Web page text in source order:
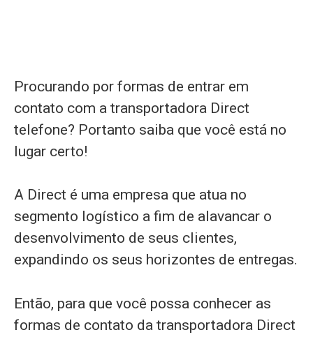
Procurando por formas de entrar em
contato com a transportadora Direct
telefone? Portanto saiba que você está no
lugar certo!
A Direct é uma empresa que atua no
segmento logístico a fim de alavancar o
desenvolvimento de seus clientes,
expandindo os seus horizontes de entregas.
Então, para que você possa conhecer as
formas de contato da transportadora Direct